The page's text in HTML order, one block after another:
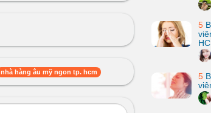
nhà hàng âu mỹ ngon tp. hcm
5
5